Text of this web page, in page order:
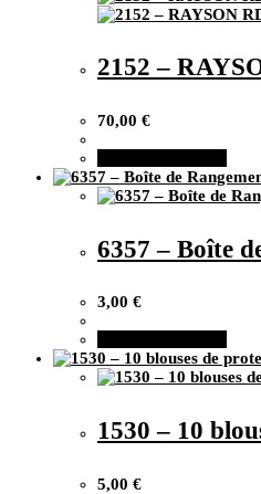
2152 –
70,00 €
6357 – Boîte
3,00 €
1530 – 10
5,00 €